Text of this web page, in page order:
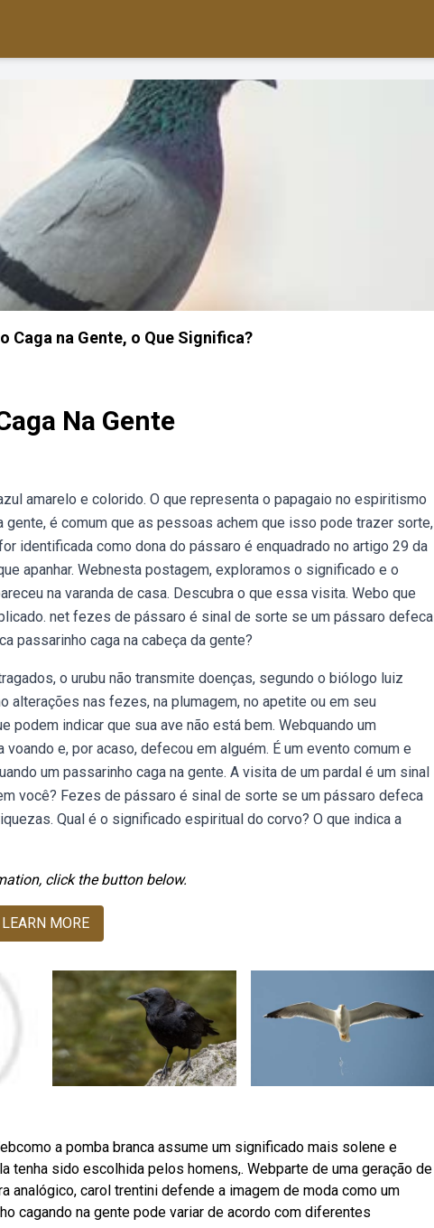
Caga na Gente, o Que Significa?
Na Gente
amarelo e colorido. O que representa o papagaio no espiritismo
gente, é comum que as pessoas achem que isso pode trazer sorte,
identificada como dona do pássaro é enquadrado no artigo 29 da
apanhar. Webnesta postagem, exploramos o significado e o
na varanda de casa. Descubra o que essa visita. Webo que
net fezes de pássaro é sinal de sorte se um pássaro defeca
passarinho caga na cabeça da gente?
o urubu não transmite doenças, segundo o biólogo luiz
nas fezes, na plumagem, no apetite ou em seu
indicar que sua ave não está bem. Webquando um
e, por acaso, defecou em alguém. É um evento comum e
um passarinho caga na gente. A visita de um pardal é um sinal
você? Fezes de pássaro é sinal de sorte se um pássaro defeca
Qual é o significado espiritual do corvo? O que indica a
click the button below.
LEARN MORE
a pomba branca assume um significado mais solene e
tenha sido escolhida pelos homens,. Webparte de uma geração de
analógico, carol trentini defende a imagem de moda como um
cagando na gente pode variar de acordo com diferentes